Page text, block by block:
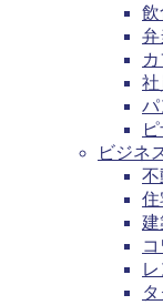
飲
弁
社
パ
ビジネ
不
住
建